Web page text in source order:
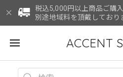
税込5,000円以上商品ご購
別途地域料を頂戴しており
ACCENT